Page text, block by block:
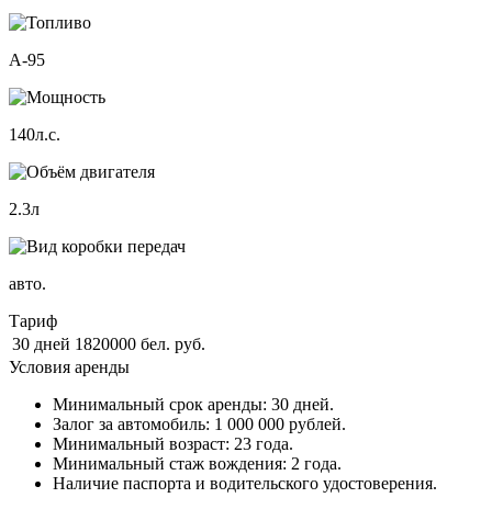
А-95
140л.с.
2.3л
авто.
Тариф
30 дней 1820000 бел. руб.
Условия аренды
Минимальный срок аренды: 30 дней.
Залог за автомобиль: 1 000 000 рублей.
Минимальный возраст: 23 года.
Минимальный стаж вождения: 2 года.
Наличие паспорта и водительского удостоверения.